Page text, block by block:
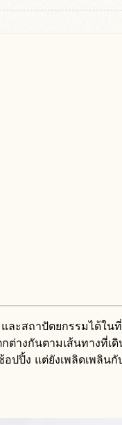
ะสถาปัตยกรรมได้ในที่
ต่างกันตามเส้นทางที่เดิ
ปปิ้ง แต่ยังเพลิดเพลินกั